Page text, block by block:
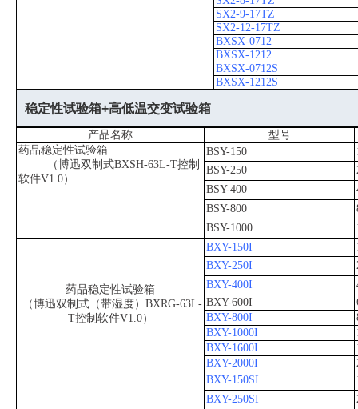
SX2-9-17TZ
SX2-12-17TZ
BXSX-0712
BXSX-1212
BXSX-0712S
BXSX-1212S
稳定性试验箱+高低温交变试验箱
产品名称
型号
药品稳定性试验箱
（博迅双制式BXSH-63L-T控制
软件V1.0）
BSY-150
BSY-250
BSY-400
BSY-800
BSY-1000
药品稳定性试验箱
（博迅双制式（带湿度）BXRG-63L-
T控制软件V1.0）
BXY-150I
BXY-250I
BXY-400I
BXY-600I
BXY-800I
BXY-1000I
BXY-1600I
BXY-2000I
BXY-150SI
BXY-250SI